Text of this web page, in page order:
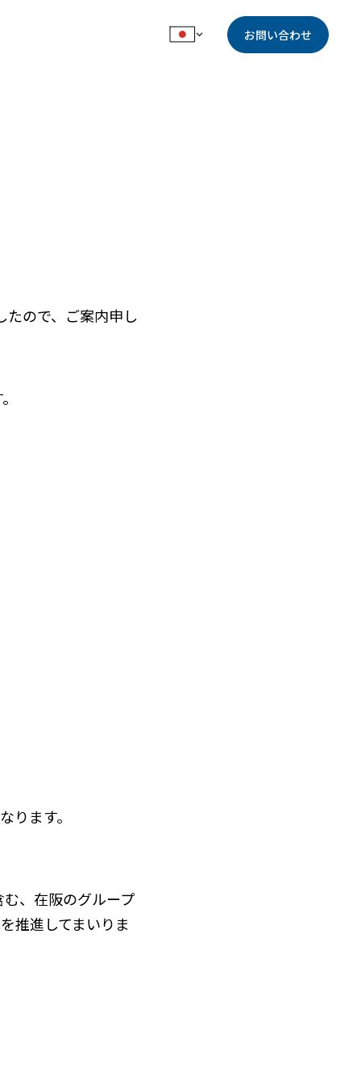
お問い合わせ
ので、ご案内申し
ります。
、在阪のグループ
推進してまいりま